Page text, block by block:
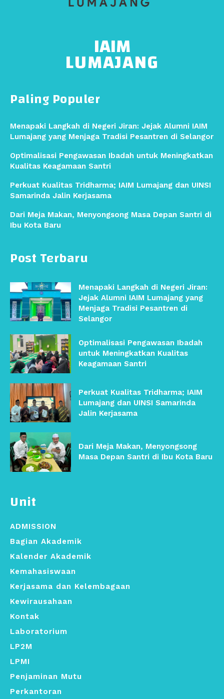
Unit
ADMISSION
Bagian Akademik
Kalender Akademik
Kemahasiswaan
Kerjasama dan Kelembagaan
Kewirausahaan
Kontak
Laboratorium
LP2M
LPMI
Penjaminan Mutu
Perkantoran
Post Terbaru
Menapaki Langkah di Negeri Jiran:
Jejak Alumni IAIM Lumajang yang
Menjaga Tradisi Pesantren di
Selangor
Optimalisasi Pengawasan Ibadah
untuk Meningkatkan Kualitas
Keagamaan Santri
Perkuat Kualitas Tridharma; IAIM
Lumajang dan UINSI Samarinda
Jalin Kerjasama
Dari Meja Makan, Menyongsong
Masa Depan Santri di Ibu Kota Baru
Paling Populer
Menapaki Langkah di Negeri Jiran: Jejak Alumni IAIM
Lumajang yang Menjaga Tradisi Pesantren di Selangor
Optimalisasi Pengawasan Ibadah untuk Meningkatkan
Kualitas Keagamaan Santri
Perkuat Kualitas Tridharma; IAIM Lumajang dan UINSI
Samarinda Jalin Kerjasama
Dari Meja Makan, Menyongsong Masa Depan Santri di
Ibu Kota Baru
IAIM
LUMAJANG